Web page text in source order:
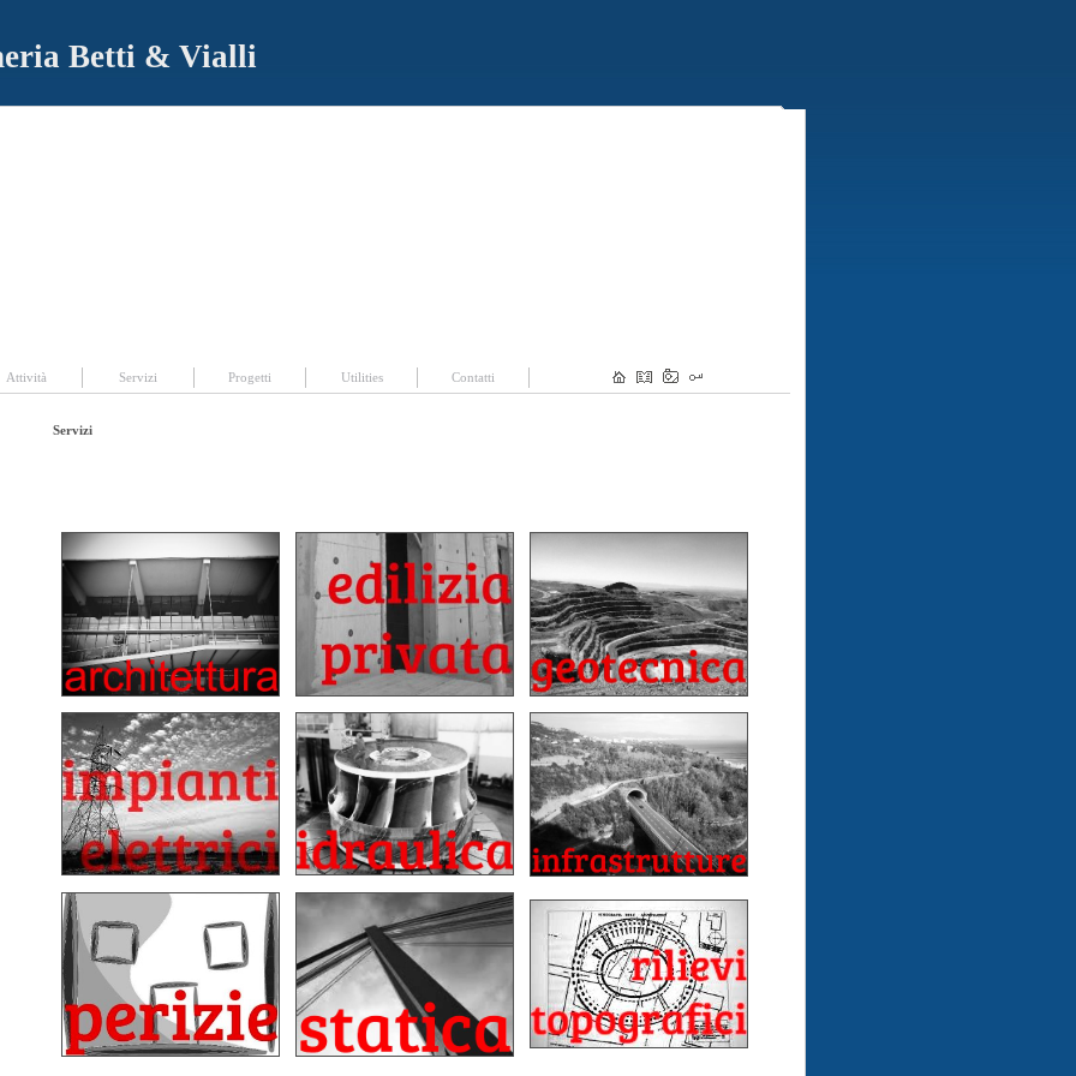
Betti & Vialli
| Utilities Contatti
Servizi
Attività Servizi Progetti Utilities Contatti